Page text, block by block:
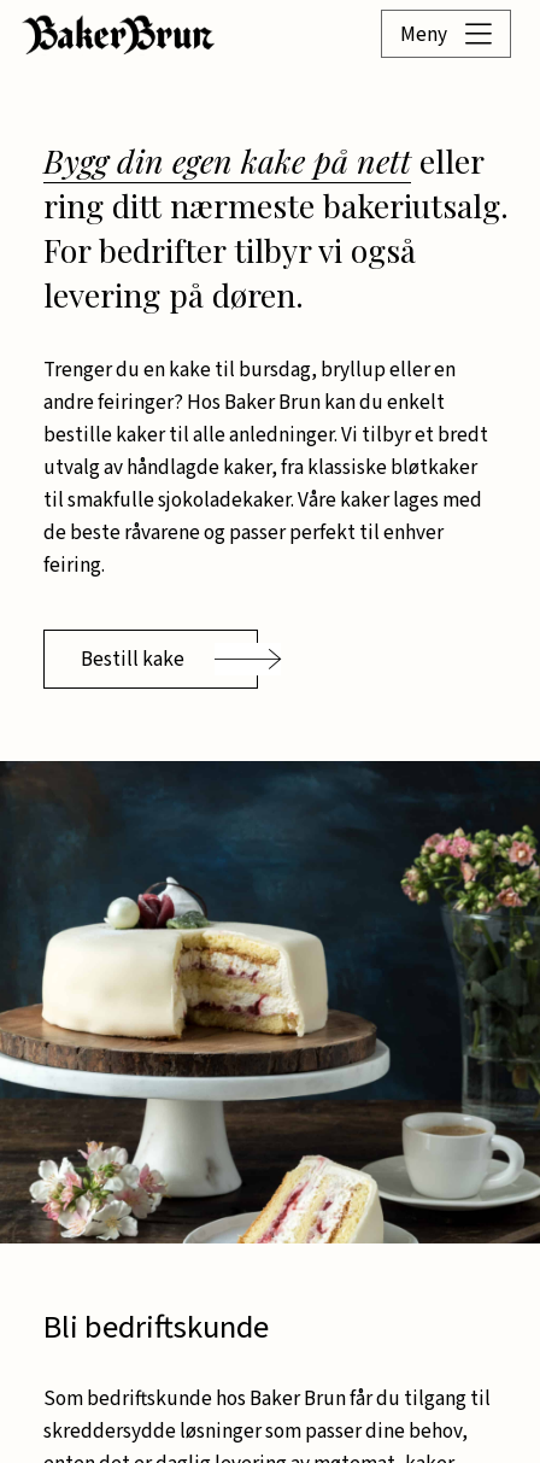
Meny
Bygg din egen kake på netteller
ring ditt nærmeste bakeriutsalg.
For bedrifter tilbyr vi også
levering på døren.
Trenger du en kake til bursdag, bryllup eller en
andre feiringer? Hos Baker Brun kan du enkelt
bestille kaker til alle anledninger. Vi tilbyr et bredt
utvalg av håndlagde kaker, fra klassiske bløtkaker
til smakfulle sjokoladekaker. Våre kaker lages med
de beste råvarene og passer perfekt til enhver
feiring.
Bestill kake
Bli bedriftskunde
Som bedriftskunde hos Baker Brun får du tilgang til
skreddersydde løsninger som passer dine behov,